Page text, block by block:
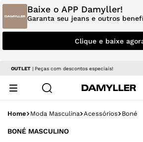
Baixe o APP Damyller!
Garanta seu jeans e outros
Clique e baixe
Frete grátis| a partir de R$ R$ 499 em
Moda Masculina Acessórios Boné
BONÉ MASCULINO